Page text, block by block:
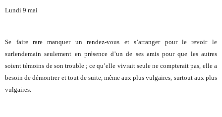
Lundi 9 mai
Se faire rare manquer un rendez-vous et s’arranger pour le revoir le
surlendemain seulement en présence d’un de ses amis pour que les autres
soient témoins de son trouble ; ce qu’elle vivrait seule ne compterait pas, elle a
besoin de démontrer et tout de suite, même aux plus vulgaires, surtout aux plus
vulgaires.